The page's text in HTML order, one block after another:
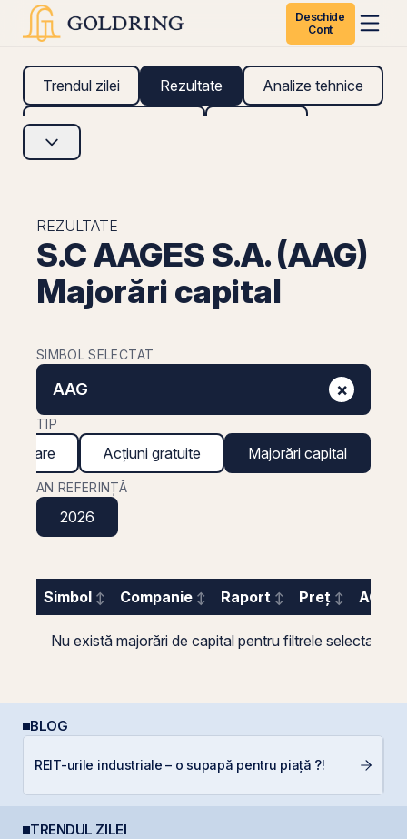
Deschide
Cont
Trendul zilei Rezultate Analize tehnice
Analize fundamentale
REZULTATE
S.C AAGES S.A. (AAG)
Majorări capital
SIMBOL SELECTAT
AAG ×
TIP
Acțiuni gratuite Majorări capital
AN REFERINȚĂ
2026
Simbol Companie Raport Preț AGA
Nu există majorări de capital pentru filtrele selectate.
BLOG
REIT-urile industriale – o supapă pentru piață ?!
TRENDUL ZILEI